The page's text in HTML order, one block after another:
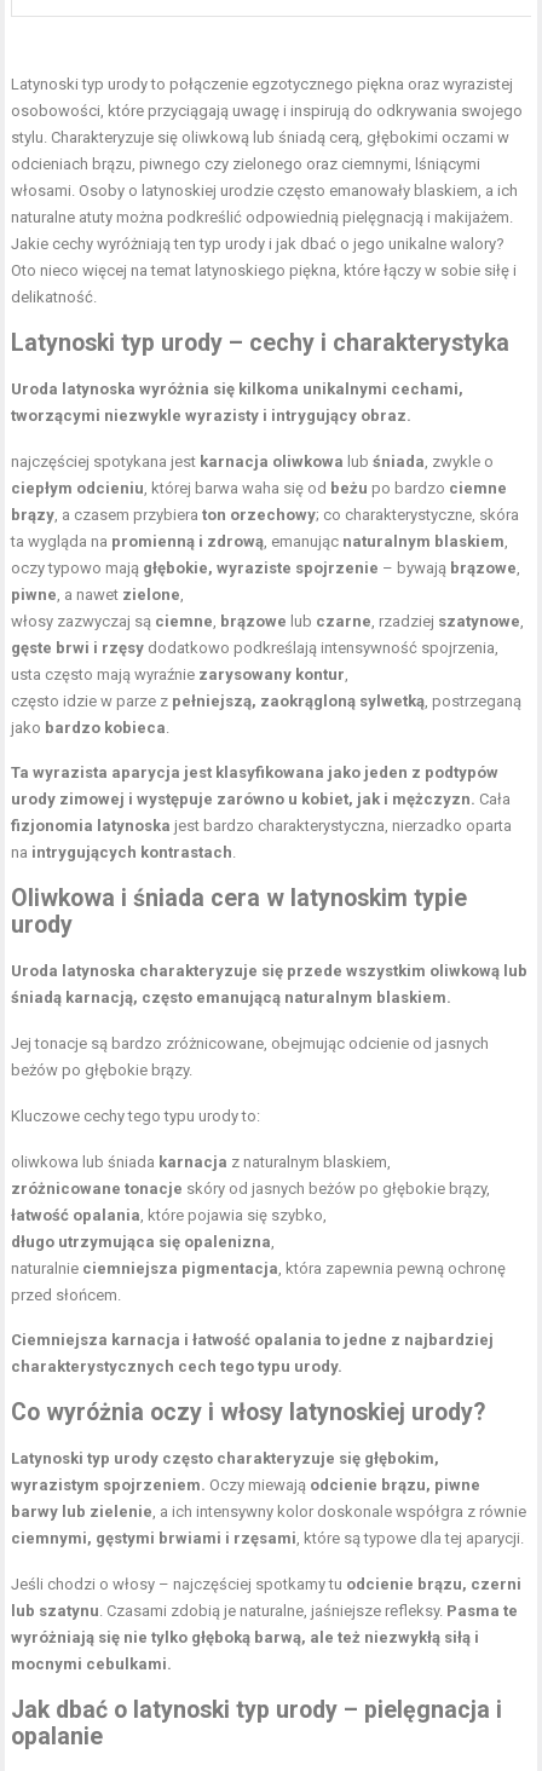
Latynoski typ urodyto połączenie egzotycznego piękna oraz wyrazistej
osobowości, które przyciągają uwagę i inspirują do odkrywania swojego
stylu. Charakteryzuje się oliwkową lub śniadą cerą, głębokimi oczami w
odcieniach brązu, piwnego czy zielonego oraz ciemnymi, lśniącymi
włosami. Osoby o latynoskiej urodzie często emanowały blaskiem, a ich
naturalne atuty można podkreślić odpowiednią pielęgnacją i makijażem.
Jakie cechy wyróżniają ten typ urody i jak dbać o jego unikalne walory?
Oto nieco więcej na temat latynoskiego piękna, które łączy w sobie siłę i
delikatność.
Latynoski typ urody – cechy i charakterystyka
Uroda latynoska wyróżnia się kilkoma unikalnymi cechami,
tworzącymi niezwykle wyrazisty i intrygujący obraz.
najczęściej spotykana jest karnacja oliwkowa lubśniada , zwykle o
ciepłym odcieniu , której barwa waha się od beżu po bardzo ciemne
brązy , a czasem przybieraton orzechowy; co charakterystyczne, skóra
ta wygląda na promienną i zdrową , emanując naturalnym blaskiem
oczy typowo mają głębokie, wyraziste spojrzenie – bywają brązowe
piwne , a nawet zielone
włosy zazwyczaj są ciemne brązowe lub czarne , rzadziej szatynowe
gęste brwi i rzęsy dodatkowo podkreślają intensywność spojrzenia,
usta często mają wyraźnie zarysowany kontur
często idzie w parze z pełniejszą, zaokrągloną sylwetką , postrzeganą
jako bardzo kobieca
Ta wyrazista aparycja jest klasyfikowana jako jeden z podtypów
urody zimowej i występuje zarówno u kobiet, jak i mężczyzn. Cała
fizjonomia latynoska jest bardzo charakterystyczna, nierzadko oparta
na intrygujących kontrastach
Oliwkowa i śniada cera w latynoskim typie
urody
Uroda latynoska charakteryzuje się przede wszystkim oliwkową lub
śniadą karnacją, często emanującą naturalnym blaskiem.
Jej tonacje są bardzo zróżnicowane, obejmując odcienie od jasnych
beżów po głębokie brązy.
Kluczowe cechy tego typu urody to:
oliwkowa lub śniada karnacja z naturalnym blaskiem,
zróżnicowane tonacje skóry od jasnych beżów po głębokie brązy,
łatwość opalania , które pojawia się szybko,
długo utrzymująca się opalenizna
naturalnie ciemniejsza pigmentacja , która zapewnia pewną ochronę
przed słońcem.
Ciemniejsza karnacja i łatwość opalania to jedne z najbardziej
charakterystycznych cech tego typu urody.
Co wyróżnia oczy i włosy latynoskiej urody?
Latynoski typ urody często charakteryzuje się głębokim,
wyrazistym spojrzeniem. Oczy miewają odcienie brązu, piwne
barwy lub zielenie , a ich intensywny kolor doskonale współgra z równie
ciemnymi, gęstymi brwiami i rzęsami , które są typowe dla tej aparycji.
Jeśli chodzi o włosy – najczęściej spotkamy tu odcienie brązu, czerni
lub szatynu . Czasami zdobią je naturalne, jaśniejsze refleksy. Pasma te
wyróżniają się nie tylko głęboką barwą, ale też niezwykłą siłą i
mocnymi cebulkami.
Jak dbać o latynoski typ urody – pielęgnacja i
opalanie